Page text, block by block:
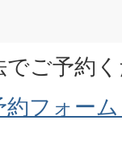
ご予約
約フォー